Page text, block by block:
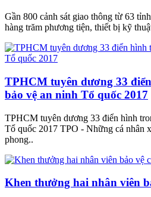
Gần 800 cảnh sát giao thông từ 63
hàng trăm phương tiện, thiết bị kỹ
TPHCM tuyên dương 33
bảo vệ an ninh Tổ quốc 2017
TPHCM tuyên dương 33 điển hình
Tổ quốc 2017 TPO - Những cá nhân
phong..
Khen thưởng hai nhân viên